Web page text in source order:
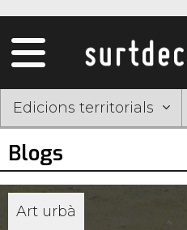
Edicions territorials
Blogs
Art urbà